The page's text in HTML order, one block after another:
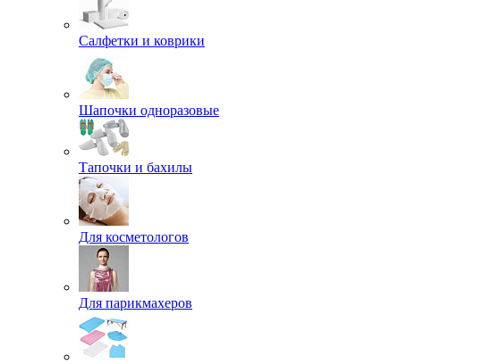
Салфетки и коврики
Шапочки одноразовые
Тапочки и бахилы
Для косметологов
Для парикмахеров